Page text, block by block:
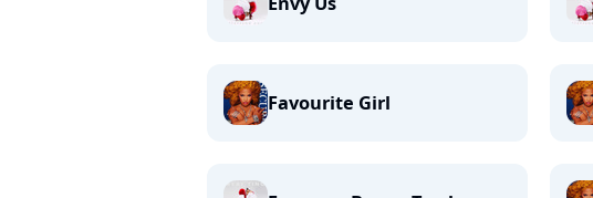
Favourite Girl